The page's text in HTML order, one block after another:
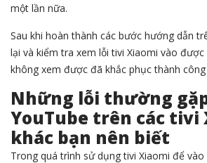
một lần nữa.
Sau khi hoàn thành các bước hướng dẫn
lại và kiểm tra xem lỗi tivi Xiaomi vào
không xem được đã khắc phục thành
Những lỗi thường
YouTube trên các tivi
khác bạn nên biết
Trong quá trình sử dụng tivi Xiaomi để